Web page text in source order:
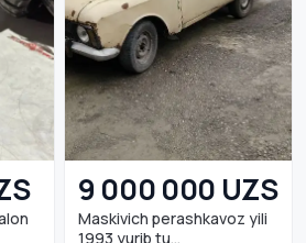
16/70-24 balon
9 000 000 UZS
Maskivich perashkavoz yili
1993 yurib tu...